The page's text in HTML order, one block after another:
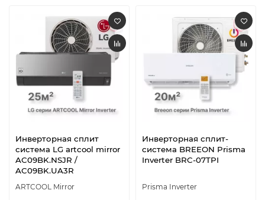
Инверторная сплит
система LG artcool mirror
AC09BK.NSJR /
AC09BK.UA3R
ARTCOOL Mirror
Инверторная сплит-
система BREEON Prisma
Inverter BRC-07TPI
Prisma Inverter